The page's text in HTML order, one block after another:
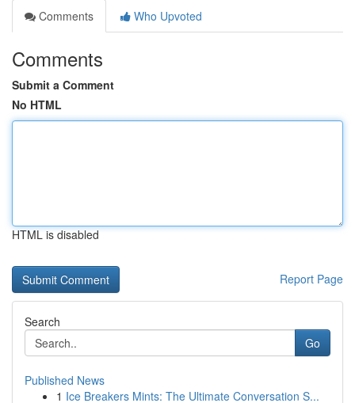
Comments
Who Upvoted
Comments
Submit a Comment
No HTML
HTML is disabled
Report Page
Search
Go
Published News
1 Ice Breakers Mints: The Ultimate Conversation S...